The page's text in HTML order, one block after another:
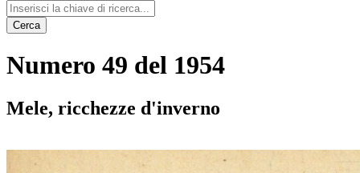
Cerca
Numero 49 del 1954
Mele, ricchezze d'inverno